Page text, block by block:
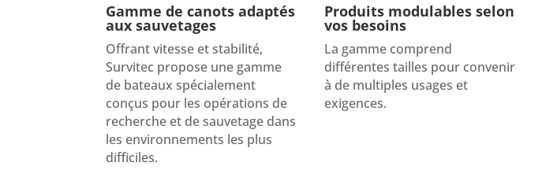
Gamme de canots adaptés
aux sauvetages
Offrant vitesse et stabilité,
Survitec propose une gamme
de bateaux spécialement
conçus pour les opérations de
recherche et de sauvetage dans
les environnements les plus
difficiles.
Produits modulables selon
vos besoins
La gamme comprend
différentes tailles pour convenir
à de multiples usages et
exigences.